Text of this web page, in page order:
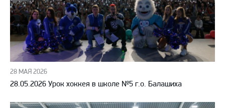
28 МАЯ 2026
28.05.2026 Урок хоккея в школе №5 г.о. Балашиха